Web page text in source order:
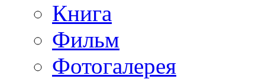
Книга
Фильм
Фотогалерея